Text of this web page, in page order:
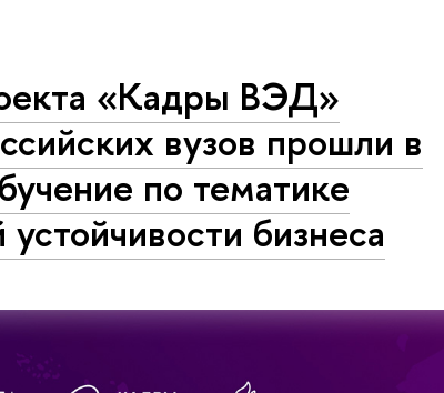
«Кадры ВЭД»
вузов прошли в
по тематике
бизнеса